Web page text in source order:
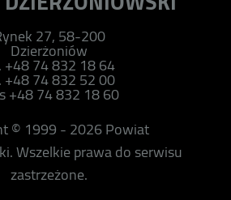
27, 58-200
Dzierżoniów
+48 74 832 18 64
+48 74 832 52 00
+48 74 832 18 60
© 1999 - 2026 Powiat
Wszelkie prawa do serwisu
zastrzeżone.